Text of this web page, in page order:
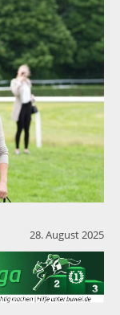
28. August 2025